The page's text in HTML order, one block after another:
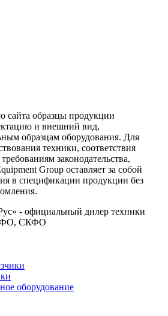
сайта образцы продукции
и внешний вид,
образцам оборудования. Для
техники, соответствия
законодательства,
Group оставляет за собой
в спецификации продукции без
- официальный дилер техники
СКФО
оборудование